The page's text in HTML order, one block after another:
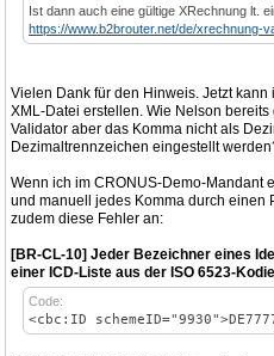
Ist dann auch eine gültige XRechnung lt.
https://www.b2brouter.net/de/xrechnung-
Vielen Dank für den Hinweis. Jetzt
XML-Datei erstellen. Wie Nelson
Validator aber das Komma nicht als
Dezimaltrennzeichen eingestellt
Wenn ich im CRONUS-Demo-Mandant
und manuell jedes Komma durch einen
zudem diese Fehler an:
[BR-CL-10] Jeder Bezeichner eines
einer ICD-Liste aus der ISO 6523-
Code:
<cbc:ID